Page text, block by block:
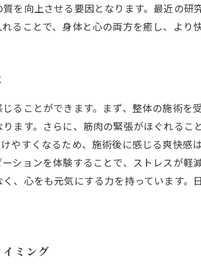
を向上させる要因となります。最近の
ることで、身体と心の両方を癒し、より
ることができます。まず、整体の施術
ます。さらに、筋肉の緊張がほぐれる
やすくなるため、施術後に感じる爽快
ションを体験することで、ストレスが
、心をも元気にする力を持っています
ミング